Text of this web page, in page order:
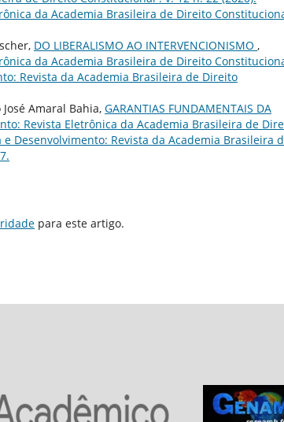
da Academia Brasileira de Direito
DO LIBERALISMO AO INTERVENCIONISMO ,
da Academia Brasileira de Direito
Revista da Academia Brasileira de Direito
Amaral Bahia, GARANTIAS FUNDAMENTAIS DA
Revista Eletrônica da Academia Brasileira de
Desenvolvimento: Revista da Academia Brasileira
para este artigo.